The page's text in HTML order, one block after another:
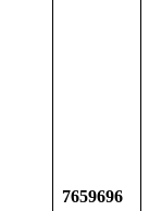
7659696